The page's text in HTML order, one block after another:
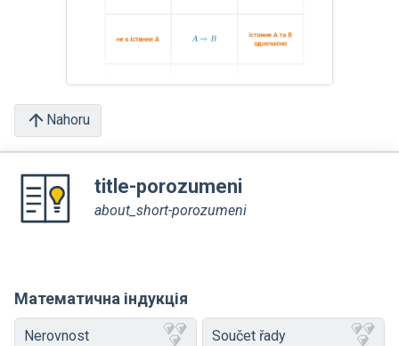
Nahoru
title-porozumeni
about_short-porozumeni
Математична індукція
Nerovnost Součet řady